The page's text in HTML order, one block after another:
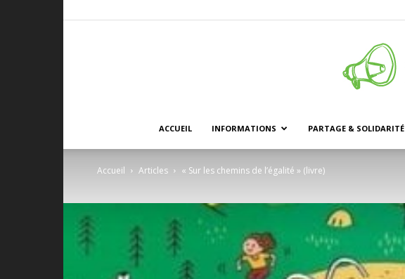
ACCUEIL INFORMATIONS PARTAGE & SOLIDARITÉ
Accueil Articles « Sur les chemins de l’égalité » (livre)